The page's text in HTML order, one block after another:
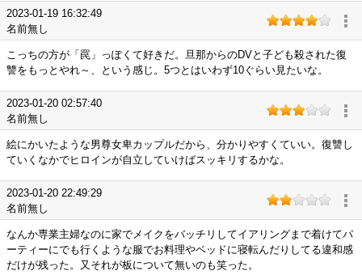
2023-01-19 16:32:49
名前無し
こっちの方が「罠」っぽくて好きだ。旦那からのDVと子ども殺された復
讐をもっとやれ～、という感じ。5つとはいわず10ぐらい見たいな。
2023-01-20 02:57:40
名前無し
絵にかいたような男尊女卑カップルだから、分かりやすくていい。復讐し
ていくなかでヒロインが自立していけばスッキリするかな。
2023-01-20 22:49:29
名前無し
なんか専業主婦なのに家でメイクをバッチリしてイアリングまで着けてパ
ーティーにでも行くような服でお料理やベッドに寝転んだりしてる違和感
だけが残った。又それが板について無いのも笑った。